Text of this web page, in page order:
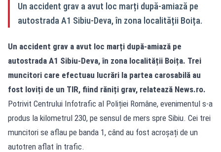
Un accident grav a avut loc marți după-amiază pe
autostrada A1 Sibiu-Deva, în zona localității Boița.
Un accident grav a avut loc marți după-amiază pe
autostrada A1 Sibiu-Deva, în zona localității Boița. Trei
muncitori care efectuau lucrări la partea carosabilă au
fost loviți de un TIR, fiind răniți grav, relatează News.ro.
Potrivit Centrului Infotrafic al Poliției Române, evenimentul s-a
produs la kilometrul 230, pe sensul de mers spre Sibiu. Cei trei
muncitori se aflau pe banda 1, când au fost acroșați de un
autotren aflat în trafic.